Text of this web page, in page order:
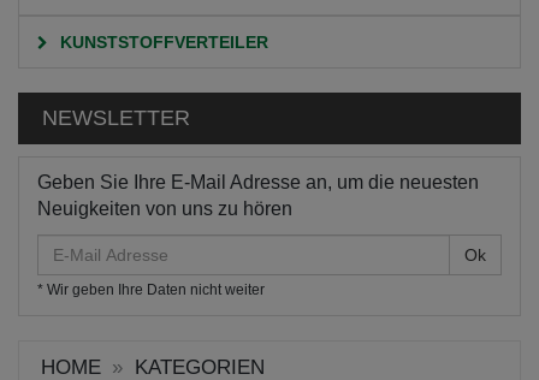
KUNSTSTOFFVERTEILER
NEWSLETTER
Geben Sie Ihre E-Mail Adresse an, um die neuesten
Neuigkeiten von uns zu hören
Mail
Adresse
* Wir geben Ihre Daten nicht weiter
HOME
KATEGORIEN